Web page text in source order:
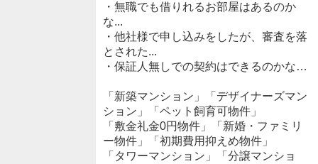
・無職でも借りれるお部屋はあるのか
な...
・他社様で申し込みをしたが、審査を落
とされた...
・保証人無しでの契約はできるのかな…
「新築マンション」「デザイナーズマン
ション」「ペット飼育可物件」
「敷金礼金0円物件」「新婚・ファミリ
ー物件」「初期費用抑えめ物件」
「タワーマンション」「分譲マンショ